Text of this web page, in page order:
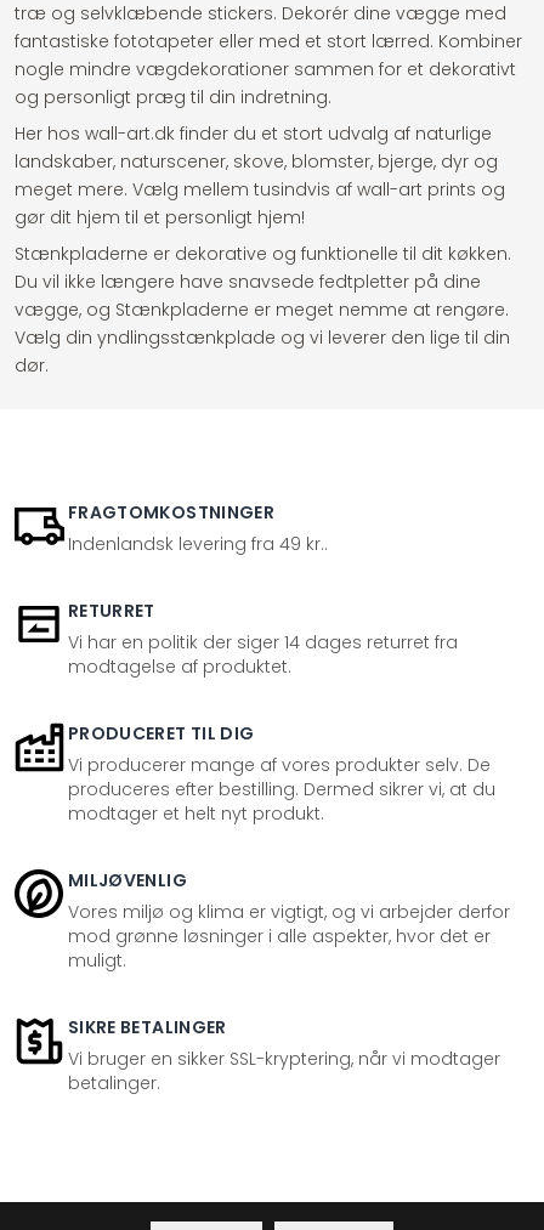
træ og selvklæbende stickers. Dekorér dine vægge med
fantastiske fototapeter eller med et stort lærred. Kombiner
nogle mindre vægdekorationer sammen for et dekorativt
og personligt præg til din indretning.
Her hos wall-art.dk finder du et stort udvalg af naturlige
landskaber, naturscener, skove, blomster, bjerge, dyr og
meget mere. Vælg mellem tusindvis af wall-art prints og
gør dit hjem til et personligt hjem!
Stænkpladerne er dekorative og funktionelle til dit køkken.
Du vil ikke længere have snavsede fedtpletter på dine
vægge, og Stænkpladerne er meget nemme at rengøre.
Vælg din yndlingsstænkplade og vi leverer den lige til din
dør.
FRAGTOMKOSTNINGER
Indenlandsk levering fra 49 kr..
RETURRET
Vi har en politik der siger 14 dages returret fra
modtagelse af produktet.
PRODUCERET TIL DIG
Vi producerer mange af vores produkter selv. De
produceres efter bestilling. Dermed sikrer vi, at du
modtager et helt nyt produkt.
MILJØVENLIG
Vores miljø og klima er vigtigt, og vi arbejder derfor
mod grønne løsninger i alle aspekter, hvor det er
muligt.
SIKRE BETALINGER
Vi bruger en sikker SSL-kryptering, når vi modtager
betalinger.